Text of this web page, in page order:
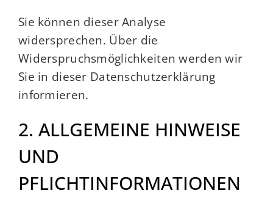
Sie können dieser Analyse
widersprechen. Über die
Widerspruchsmöglichkeiten werden wir
Sie in dieser Datenschutzerklärung
informieren.
2. ALLGEMEINE HINWEISE
UND
PFLICHTINFORMATIONEN